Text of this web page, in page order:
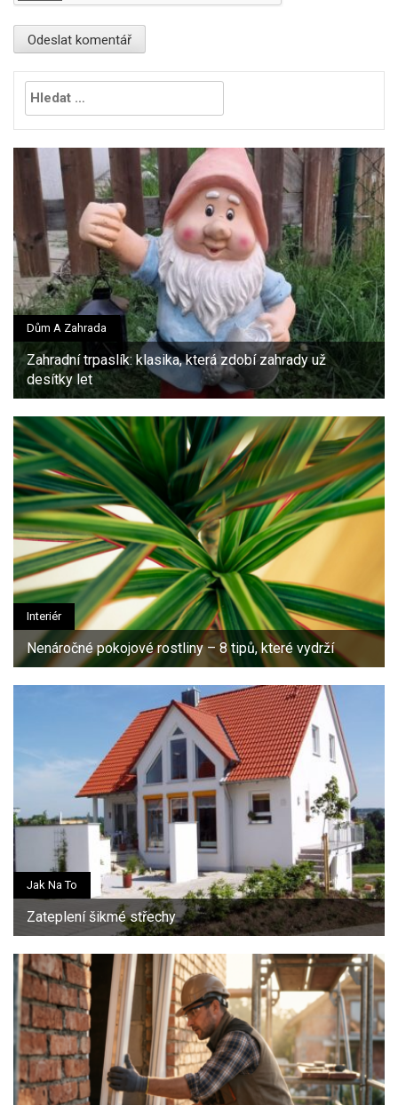
Vyhledávání
Dům A Zahrada
Zahradní trpaslík: klasika, která zdobí zahrady už
desítky let
Interiér
Nenáročné pokojové rostliny – 8 tipů, které vydrží
Jak Na To
Zateplení šikmé střechy